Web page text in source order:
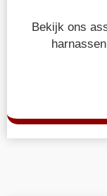
Bekijk ons